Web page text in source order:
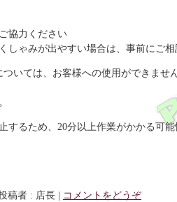
協力ください
しゃみが出やすい場合は、事前にご相
いては、お客様への使用ができませ
するため、20分以上作業がかかる可
稿者 : 店長 コメントをどうぞ